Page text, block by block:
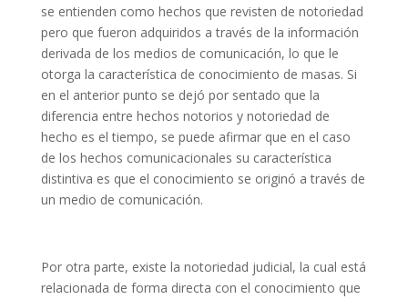
se entienden como hechos que revisten de notoriedad
pero que fueron adquiridos a través de la información
derivada de los medios de comunicación, lo que le
otorga la característica de conocimiento de masas. Si
en el anterior punto se dejó por sentado que la
diferencia entre hechos notorios y notoriedad de
hecho es el tiempo, se puede afirmar que en el caso
de los hechos comunicacionales su característica
distintiva es que el conocimiento se originó a través de
un medio de comunicación.
Por otra parte, existe la notoriedad judicial, la cual está
relacionada de forma directa con el conocimiento que